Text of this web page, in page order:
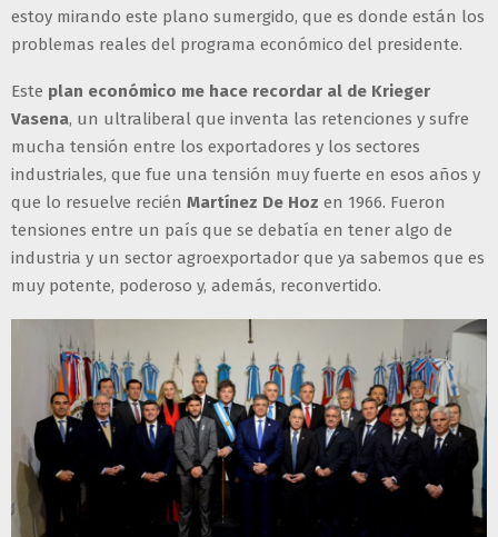
estoy mirando este plano sumergido, que es donde están los
problemas reales del programa económico del presidente.
Este plan económico me hace recordar al de Krieger
Vasena, un ultraliberal que inventa las retenciones y sufre
mucha tensión entre los exportadores y los sectores
industriales, que fue una tensión muy fuerte en esos años y
que lo resuelve recién Martínez De Hoz en 1966. Fueron
tensiones entre un país que se debatía en tener algo de
industria y un sector agroexportador que ya sabemos que es
muy potente, poderoso y, además, reconvertido.